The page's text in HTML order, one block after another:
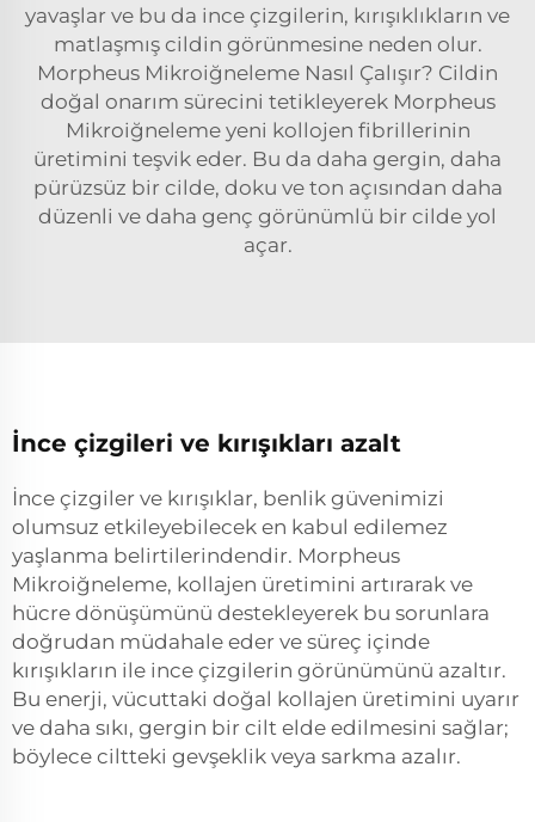
yavaşlar ve bu da ince çizgilerin, kırışıklıkların ve
matlaşmış cildin görünmesine neden olur.
Morpheus Mikroiğneleme Nasıl Çalışır? Cildin
doğal onarım sürecini tetikleyerek Morpheus
Mikroiğneleme yeni kollojen fibrillerinin
üretimini teşvik eder. Bu da daha gergin, daha
pürüzsüz bir cilde, doku ve ton açısından daha
düzenli ve daha genç görünümlü bir cilde yol
açar.
İnce çizgileri ve kırışıkları azalt
İnce çizgiler ve kırışıklar, benlik güvenimizi
olumsuz etkileyebilecek en kabul edilemez
yaşlanma belirtilerindendir. Morpheus
Mikroiğneleme, kollajen üretimini artırarak ve
hücre dönüşümünü destekleyerek bu sorunlara
doğrudan müdahale eder ve süreç içinde
kırışıkların ile ince çizgilerin görünümünü azaltır.
Bu enerji, vücuttaki doğal kollajen üretimini uyarır
ve daha sıkı, gergin bir cilt elde edilmesini sağlar;
böylece ciltteki gevşeklik veya sarkma azalır.